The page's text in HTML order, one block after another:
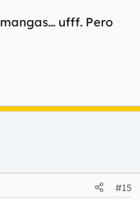
ufff. Pero
#15